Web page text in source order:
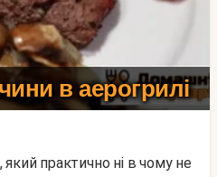
в аерогрилі